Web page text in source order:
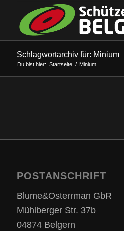
Schlagwortarchiv für: Minium
Du bist hier: Startseite / Minium
POSTANSCHRIFT
Blume&Osterrman GbR
Mühlberger Str. 37b
04874 Belgern